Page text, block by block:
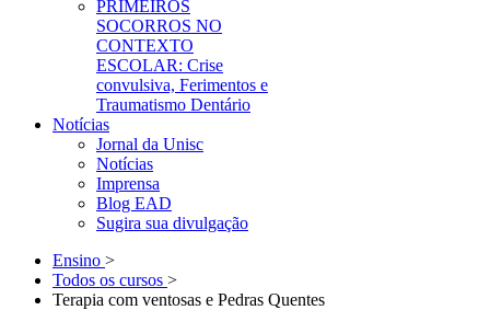
PRIMEIROS
SOCORROS NO
CONTEXTO
ESCOLAR: Crise
convulsiva, Ferimentos e
Traumatismo Dentário
Notícias
Jornal da Unisc
Notícias
Imprensa
Blog EAD
Sugira sua divulgação
Ensino >
Todos os cursos >
Terapia com ventosas e Pedras Quentes